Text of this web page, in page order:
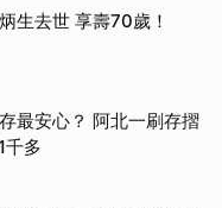
生去世 享壽70歲！
最安心？ 阿北一刷存摺
千多